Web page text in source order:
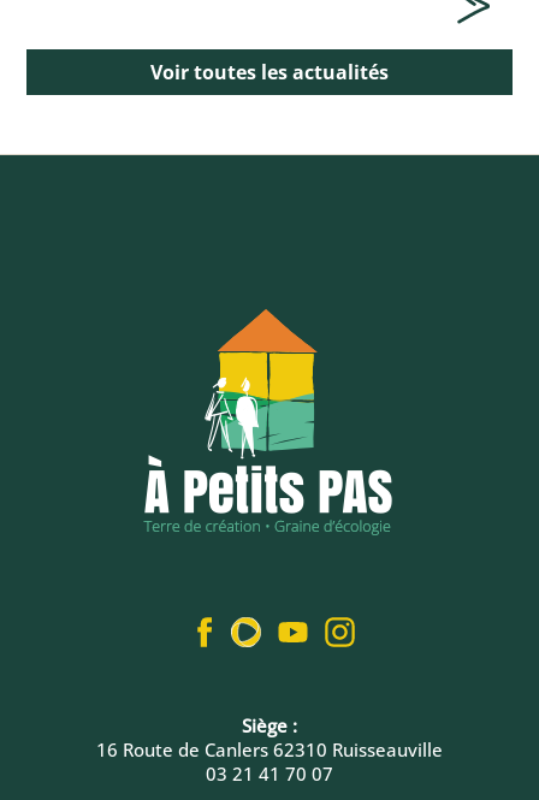
Voir toutes les actualités
Siège :
16 Route de Canlers 62310 Ruisseauville
03 21 41 70 07